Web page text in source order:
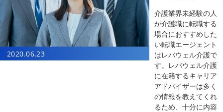
2020.06.23
介護業界未経験の人
が介護職に転職する
場合におすすめした
い転職エージェント
はレバウェル介護で
す。レバウェル介護
に在籍するキャリア
アドバイザーは多く
の情報を教えてくれ
るため、十分に内容